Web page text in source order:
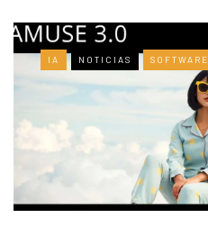
IA NOTICIAS SOFTWARE